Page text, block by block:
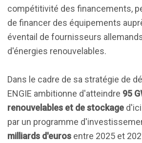
compétitivité des financements,
de financer des équipements
éventail de fournisseurs
d'énergies renouvelables.
Dans le cadre de sa stratégie de
ENGIE ambitionne d'atteindre 95
renouvelables et de stockage
par un programme
milliards d'euros entre 2025 et